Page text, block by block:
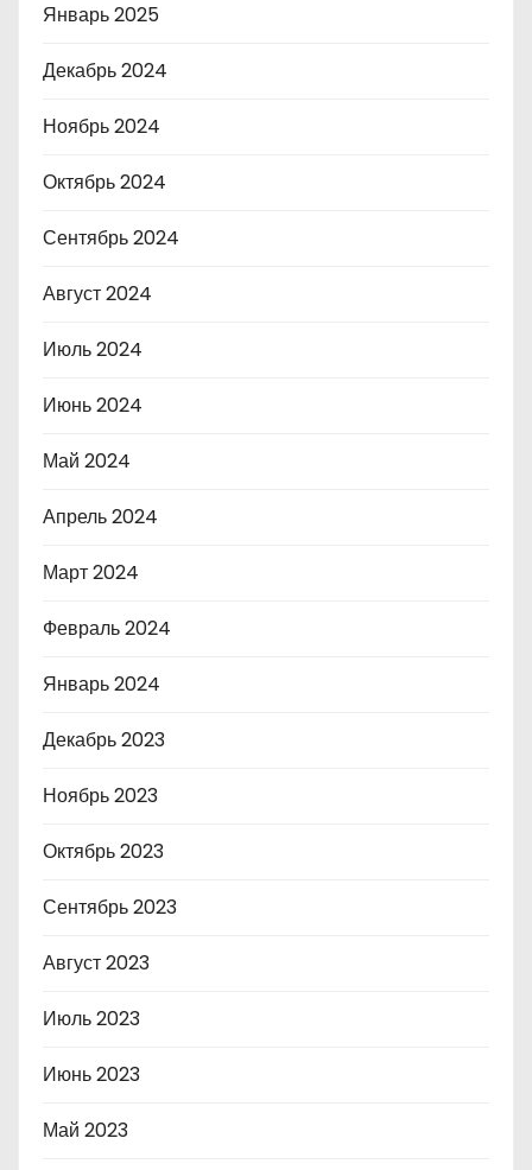
Январь 2025
Декабрь 2024
Ноябрь 2024
Октябрь 2024
Сентябрь 2024
Август 2024
Июль 2024
Июнь 2024
Май 2024
Апрель 2024
Март 2024
Февраль 2024
Январь 2024
Декабрь 2023
Ноябрь 2023
Октябрь 2023
Сентябрь 2023
Август 2023
Июль 2023
Июнь 2023
Май 2023